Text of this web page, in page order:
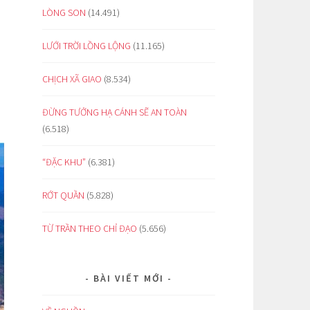
LÒNG SON (14.491)
LƯỚI TRỜI LỒNG LỘNG (11.165)
CHỊCH XÃ GIAO (8.534)
ĐỪNG TƯỞNG HẠ CÁNH SẼ AN TOÀN
(6.518)
“ĐẶC KHU” (6.381)
RỚT QUẦN (5.828)
TỪ TRẦN THEO CHỈ ĐẠO (5.656)
BÀI VIẾT MỚI